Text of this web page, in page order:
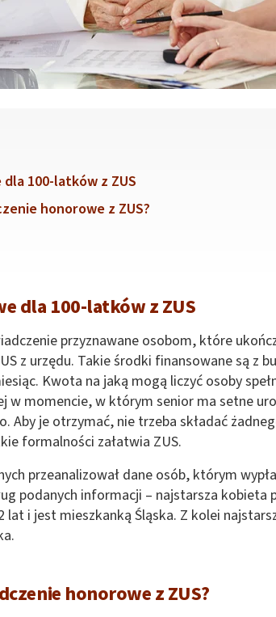
100-latków z ZUS
honorowe z ZUS?
dla 100-latków z ZUS
przyznawane osobom, które
z urzędu. Takie środki finansowane są z
Kwota na jaką mogą liczyć osoby
momencie, w którym senior ma setne
Aby je otrzymać, nie trzeba składać
formalności załatwia ZUS.
przeanalizował dane osób, którym
podanych informacji – najstarsza kobieta
lat i jest mieszkanką Śląska. Z kolei
honorowe z ZUS?